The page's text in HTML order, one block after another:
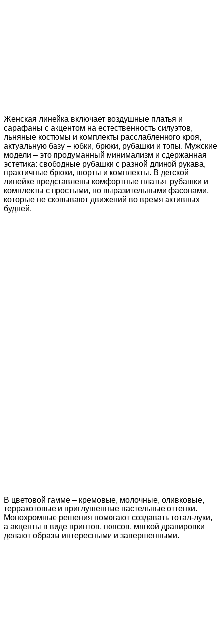
Женская линейка включает воздушные платья и
сарафаны с акцентом на естественность силуэтов,
льняные костюмы и комплекты расслабленного кроя,
актуальную базу – юбки, брюки, рубашки и топы. Мужские
модели – это продуманный минимализм и сдержанная
эстетика: свободные рубашки с разной длиной рукава,
практичные брюки, шорты и комплекты. В детской
линейке представлены комфортные платья, рубашки и
комплекты с простыми, но выразительными фасонами,
которые не сковывают движений во время активных
будней.
В цветовой гамме – кремовые, молочные, оливковые,
терракотовые и приглушенные пастельные оттенки.
Монохромные решения помогают создавать тотал-луки,
а акценты в виде принтов, поясов, мягкой драпировки
делают образы интересными и завершенными.